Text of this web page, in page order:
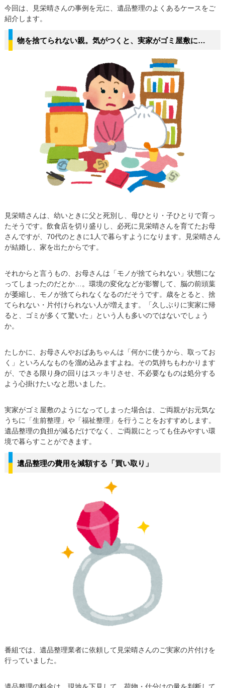
今回は、見栄晴さんの事例を元に、遺品整理のよくあるケースをご
紹介します。
物を捨てられない親。気がつくと、実家がゴミ屋敷に…
見栄晴さんは、幼いときに父と死別し、母ひとり・子ひとりで育っ
たそうです。飲食店を切り盛りし、必死に見栄晴さんを育てたお母
さんですが、70代のときに1人で暮らすようになります。見栄晴さん
が結婚し、家を出たからです。
それからと言うもの、お母さんは「モノが捨てられない」状態にな
ってしまったのだとか…。環境の変化などが影響して、脳の前頭葉
が萎縮し、モノが捨てられなくなるのだそうです。歳をとると、捨
てられない・片付けられない人が増えます。「久しぶりに実家に帰
ると、ゴミが多くて驚いた」という人も多いのではないでしょう
か。
たしかに、お母さんやおばあちゃんは「何かに使うから、取ってお
く」といろんなものを溜め込みますよね。その気持ちもわかります
が、できる限り身の回りはスッキリさせ、不必要なものは処分する
よう心掛けたいなと思いました。
実家がゴミ屋敷のようになってしまった場合は、ご両親がお元気な
うちに「生前整理」や「福祉整理」を行うことをおすすめします。
遺品整理の負担が減るだけでなく、ご両親にとっても住みやすい環
境で暮らすことができます。
遺品整理の費用を減額する「買い取り」
番組では、遺品整理業者に依頼して見栄晴さんのご実家の片付けを
行っていました。